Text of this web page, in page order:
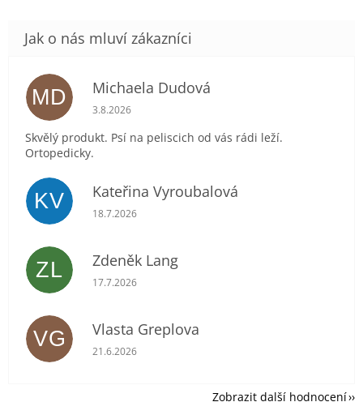
MD Michaela Dudová
Hodnocení obchodu je 5 z 5 hvězdiček.
3.8.2026
Skvělý produkt. Psí na peliscich od vás rádi leží.
Ortopedicky.
KV Kateřina Vyroubalová
Hodnocení obchodu je 5 z 5 hvězdiček.
18.7.2026
ZL Zdeněk Lang
Hodnocení obchodu je 5 z 5 hvězdiček.
17.7.2026
VG Vlasta Greplova
Hodnocení obchodu je 5 z 5 hvězdiček.
21.6.2026
Zobrazit další hodnocení